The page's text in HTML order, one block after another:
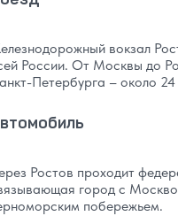
вокзал
России. От Москвы до
Петербурга – около 24
Ростов проходит
город с
побережьем.